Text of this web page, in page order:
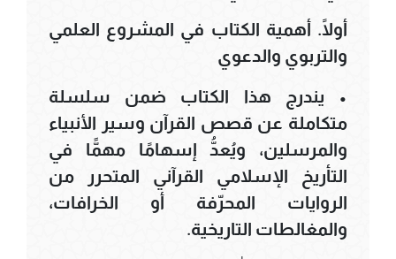
أولًا. أهمية الكتاب في المشروع العلمي
والتربوي والدعوي
• يندرج هذا الكتاب ضمن سلسلة
متكاملة عن قصص القرآن وسير الأنبياء
والمرسلين، ويُعدُّ إسهامًا مهمًّا في
التأريخ الإسلامي القرآني المتحرر من
الروايات المحرّفة أو الخرافات،
والمغالطات التاريخية.